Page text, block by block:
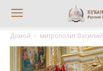
Домой митрополит Василий